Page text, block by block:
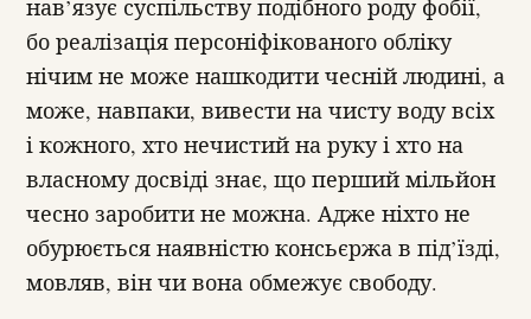
нав’язує суспільству подібного роду фобії,
бо реалізація персоніфікованого обліку
нічим не може нашкодити чесній людині, а
може, навпаки, вивести на чисту воду всіх
і кожного, хто нечистий на руку і хто на
власному досвіді знає, що перший мільйон
чесно заробити не можна. Адже ніхто не
обурюється наявністю консьєржа в під’їзді,
мовляв, він чи вона обмежує свободу.